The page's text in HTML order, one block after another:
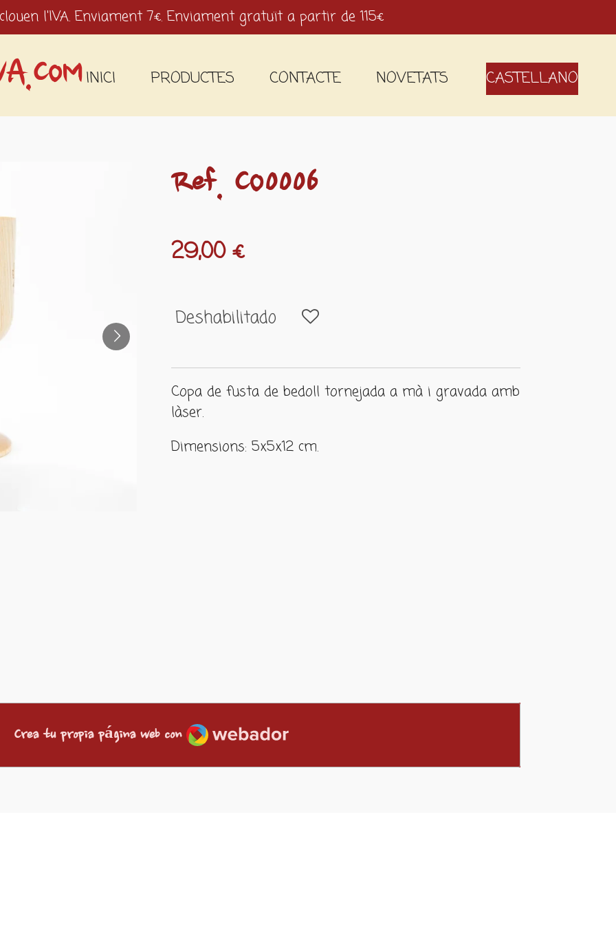
l'IVA. Enviament 7€. Enviament gratuït a partir de 115€
INICI PRODUCTES CONTACTE NOVETATS CASTELLANO
Ref. CO0006
29,00 €
Deshabilitado
Copa de fusta de bedoll tornejada a mà i gravada amb
làser.
Dimensions: 5x5x12 cm.
Crea tu propia página web con Webador